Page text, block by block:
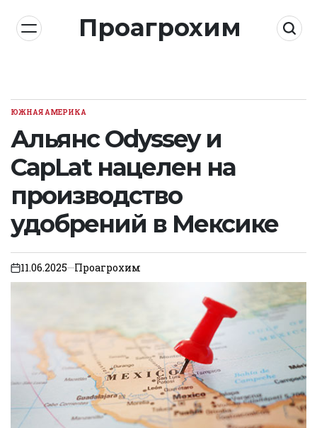
content
Проагрохим
POSTED
ЮЖНАЯ АМЕРИКА
Альянс Odyssey и
CapLat нацелен на
производство
удобрений в Мексике
on11.06.2025 Проагрохим